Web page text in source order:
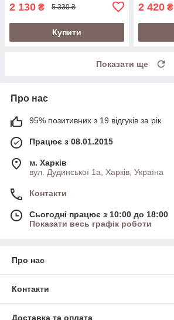
2 130 ₴ 5 330 ₴
Купити
2 420 ₴
Показати ще
Про нас
95% позитивних з 19 відгуків за рік
Працює з 08.01.2015
м. Харків
вул. Дудинської 1а, Харків, Україна
Контакти
Сьогодні працює з 10:00 до 18:00
Показати весь графік роботи
Про нас
Контакти
Доставка та оплата